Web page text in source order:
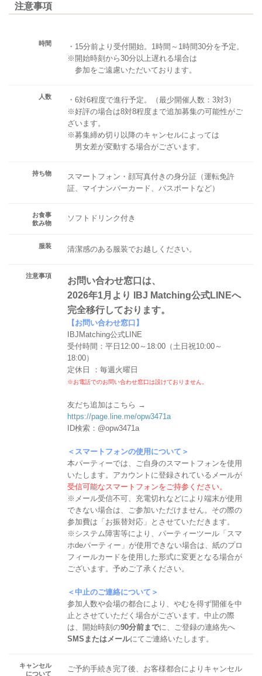
注意事項
時間
・15分前より受付開始。1時間～1時間30分を予定。
※開始時刻から30分以上遅れる場合は
参加をご遠慮いただいております。
人数
・6対6程度で進行予定。（最少開催人数：3対3）
※好評の場合は8対8程度まで追加募集の可能性がご
ざいます。
※募集締め切り以降のキャンセルによっては
男女差が変動する場合がございます。
持ち物
スマートフォン・顔写真付きの身分証（運転免許
証、マイナンバーカード、パスポートなど）
お食事
飲み物
ソフトドリンク付き
服装 清潔感のある服装でお越しください。
注意事項
お問い合わせ窓口は、
2026年1月より IBJ Matching公式LINEへ
完全移行しております。
【お問い合わせ窓口】
IBJMatching公式LINE
受付時間：平日12:00～18:00（土日祝10:00～
18:00）
定休日 ：毎週火曜日
※お電話でのお問い合わせ窓口は設けておりません。
友だち追加はこちら →
https://page.line.me/opw3471a
ID検索：@opw3471a
＜スマートフォンの使用について＞
本パーティーでは、ご自身のスマートフォンを使用
いたします。アカウントに登録されているメールが
受信可能なスマートフォンをご持参ください。
※メール受信不可、充電切れなどにより端末が使用
できない場合は、ご参加いただけません。その際の
参加費は「お振替対応」とさせていただきます。
※システム障害等により、パーティーツール「スマ
ホdeパーティー」が使用できない場合は、紙のプロ
フィールカードを使用した形式に変更となる場合が
ございます。予めご了承ください。
＜中止のご連絡について＞
参加人数や会場の都合により、やむを得ず開催を中
止とさせていただく場合がございます。中止の際
は、開始時刻の90分前までに、ご登録の連絡先へ
SMSまたはメールにてご連絡いたします。
キャンセル
について
ご予約手続き完了後、お客様都合によりキャンセル